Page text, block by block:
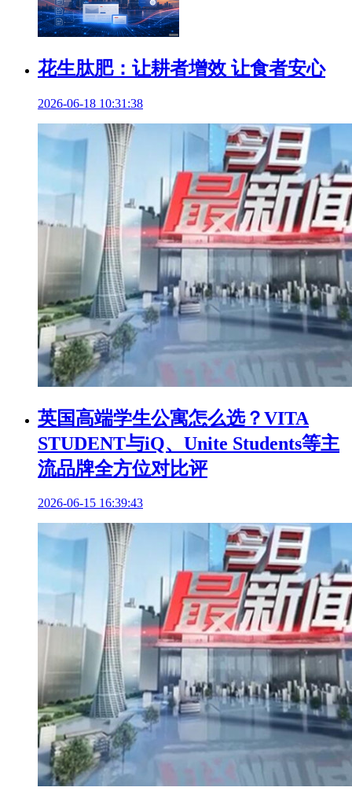
花生肽肥：让耕者增效 让食者安心
2026-06-18 10:31:38
英国高端学生公寓怎么选？VITA
STUDENT与iQ、Unite Students等主
流品牌全方位对比评
2026-06-15 16:39:43